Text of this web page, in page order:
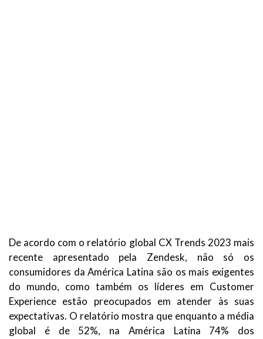
De acordo com o relatório global CX Trends 2023 mais
recente apresentado pela Zendesk, não só os
consumidores da América Latina são os mais exigentes
do mundo, como também os líderes em Customer
Experience estão preocupados em atender às suas
expectativas. O relatório mostra que enquanto a média
global é de 52%, na América Latina 74% dos